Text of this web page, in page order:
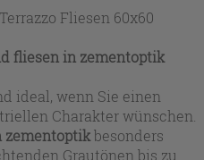
Terrazzo Fliesen 60x60
fliesen in zementoptik
ideal, wenn Sie einen
Charakter wünschen.
zementoptikbesonders
Grautönen bis zu